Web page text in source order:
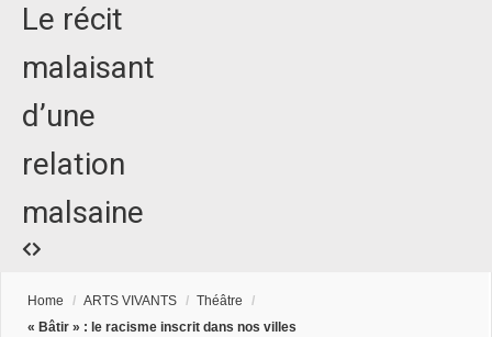
Le récit
malaisant
d’une
relation
malsaine
Home / ARTS VIVANTS / Théâtre
/
« Bâtir » : le racisme inscrit dans nos villes